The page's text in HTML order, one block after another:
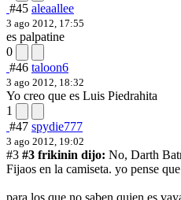
#45 aleaallee
3 ago 2012, 17:55
es palpatine
0
#46 taloon6
3 ago 2012, 18:32
Yo creo que es Luis Piedrahita
1
#47 spydie777
3 ago 2012, 19:02
#3 #3 frikinin dijo: No, Darth
Fijaos en la camiseta. yo pense
para los que no saben quien es